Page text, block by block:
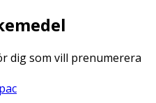
dig som vill prenumerera